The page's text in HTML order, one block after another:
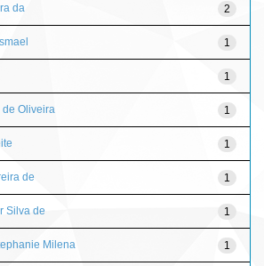
2
da
1
1
1
Oliveira
1
1
de
1
Silva de
1
Milena